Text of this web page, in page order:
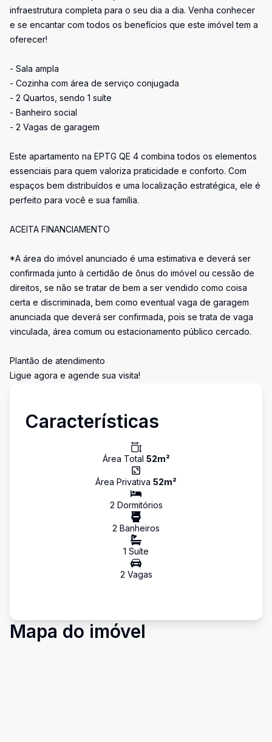
infraestrutura completa para o seu dia a dia. Venha conhecer
e se encantar com todos os benefícios que este imóvel tem a
oferecer!
- Sala ampla
- Cozinha com área de serviço conjugada
- 2 Quartos, sendo 1 suíte
- Banheiro social
- 2 Vagas de garagem
Este apartamento na EPTG QE 4 combina todos os elementos
essenciais para quem valoriza praticidade e conforto. Com
espaços bem distribuídos e uma localização estratégica, ele é
perfeito para você e sua família.
ACEITA FINANCIAMENTO
*A área do imóvel anunciado é uma estimativa e deverá ser
confirmada junto à certidão de ônus do imóvel ou cessão de
direitos, se não se tratar de bem a ser vendido como coisa
certa e discriminada, bem como eventual vaga de garagem
anunciada que deverá ser confirmada, pois se trata de vaga
vinculada, área comum ou estacionamento público cercado.
Plantão de atendimento
Ligue agora e agende sua visita!
Características
Área Total 52m²
Área Privativa 52m²
2 Dormitórios
2 Banheiros
1 Suíte
2 Vagas
Mapa do imóvel